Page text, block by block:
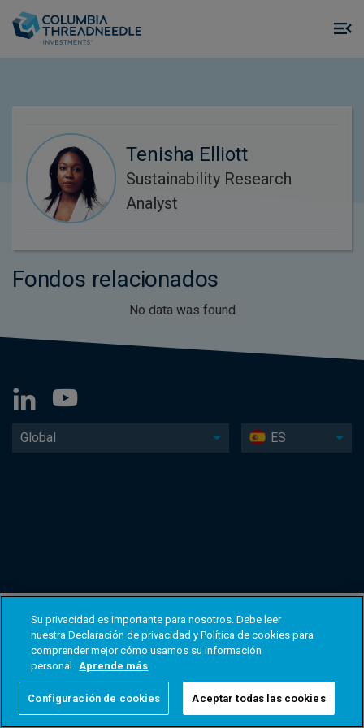
Tenisha Elliott
Sustainability Research
Analyst
Fondos relacionados
No data was found
Global ES
Su privacidad es importante para nosotros. Debe leer
nuestra Declaración de privacidad y Política de cookies para
comprender mejor cómo usamos su información
personal. Aprende más
Configuración de cookies Aceptar todas las cookies